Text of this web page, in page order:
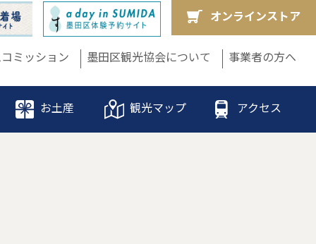
オンラインストア
ミッション 墨田区観光協会について 事業者の方へ
お土産 観光マップ アクセス